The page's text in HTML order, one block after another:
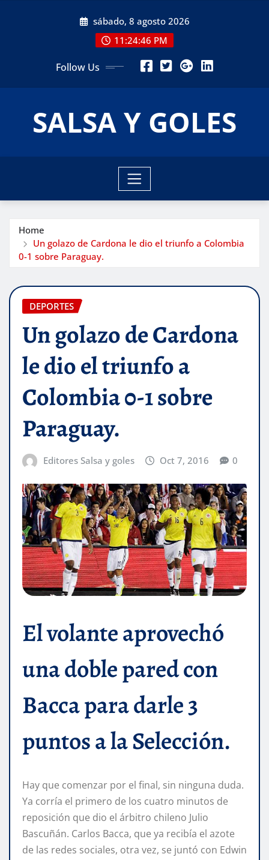
sábado, 8 agosto 2026
11:24:47 PM
Follow Us
SALSA Y GOLES
Home
Un golazo de Cardona le dio el triunfo a Colombia
0-1 sobre Paraguay.
DEPORTES
Un golazo de Cardona
le dio el triunfo a
Colombia 0-1 sobre
Paraguay.
Editores Salsa y goles Oct 7, 2016 0
El volante aprovechó
una doble pared con
Bacca para darle 3
puntos a la Selección.
Hay que comenzar por el final, sin ninguna duda.
Ya corría el primero de los cuatro minutos de
reposición que dio el árbitro chileno Julio
Bascuñán. Carlos Bacca, que ya recibía el azote
de las redes sociales, otra vez, se juntó con Edwin